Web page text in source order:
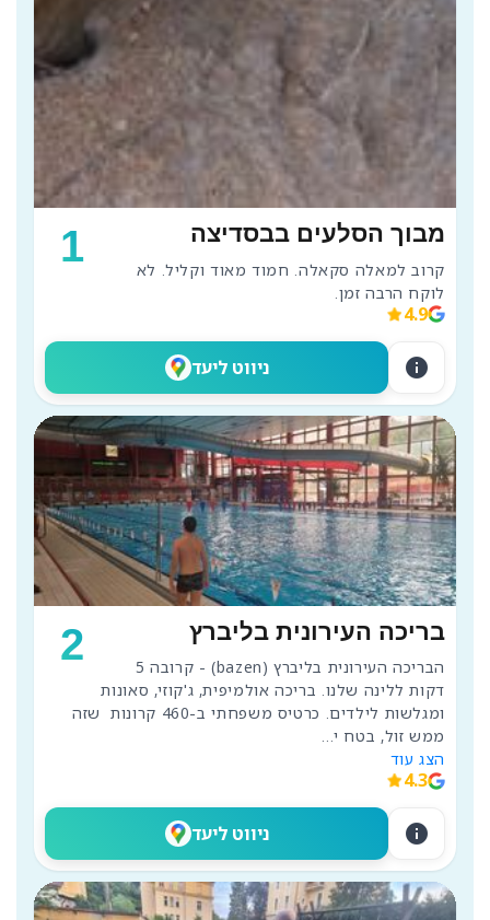
1 מבוך הסלעים בבסדיצה
לוקח הרבה זמן.
4.9
ניווט ליעד info
2 בריכה העירונית בליברץ
דקות ללינה שלנו. בריכה אולמיפית, ג'קוזי, סאונות
ומגלשות לילדים. כרטיס משפחתי ב-460 קרונות  שזה
ממש זול, בטח י...
הצג עוד
4.3
ניווט ליעד info